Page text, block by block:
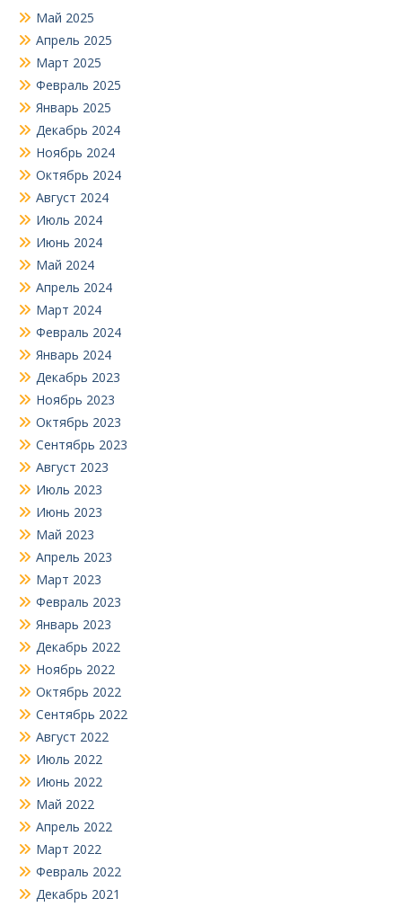
Май 2025
Апрель 2025
Март 2025
Февраль 2025
Январь 2025
Декабрь 2024
Ноябрь 2024
Октябрь 2024
Август 2024
Июль 2024
Июнь 2024
Май 2024
Апрель 2024
Март 2024
Февраль 2024
Январь 2024
Декабрь 2023
Ноябрь 2023
Октябрь 2023
Сентябрь 2023
Август 2023
Июль 2023
Июнь 2023
Май 2023
Апрель 2023
Март 2023
Февраль 2023
Январь 2023
Декабрь 2022
Ноябрь 2022
Октябрь 2022
Сентябрь 2022
Август 2022
Июль 2022
Июнь 2022
Май 2022
Апрель 2022
Март 2022
Февраль 2022
Декабрь 2021